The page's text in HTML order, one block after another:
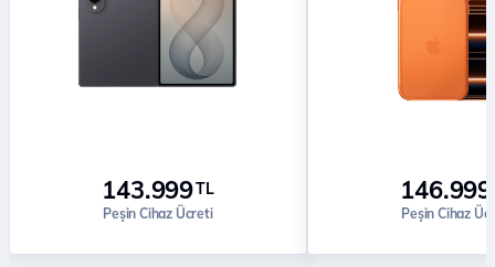
143.999TL
Peşin Cihaz Ücreti
146.999
Peşin Cihaz